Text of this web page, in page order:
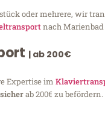
oder mehrere, wir
nach
| ab 200€
Expertise im
ab 200€ zu befördern.